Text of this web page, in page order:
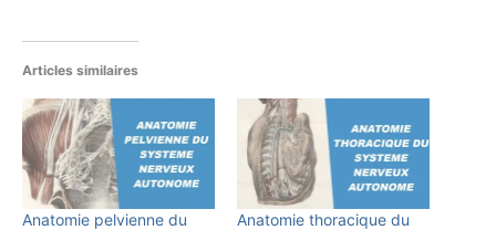
Articles similaires
Anatomie pelvienne du
Anatomie thoracique du